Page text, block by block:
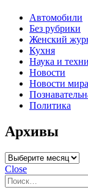
Автомобили
Без рубрики
Женский
Кухня
Наука и
Новости
Новости мира
Политика
Архивы
Архивы
Close
Найти: